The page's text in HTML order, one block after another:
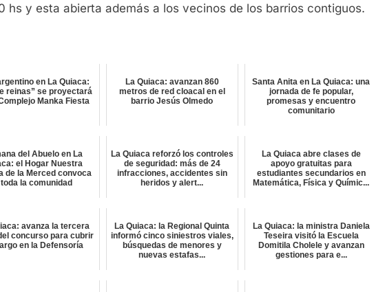
hs y esta abierta además a los vecinos de los barrios contiguos.
en La Quiaca:
reinas” se proyectará
Manka Fiesta
La Quiaca: avanzan 860
metros de red cloacal en el
barrio Jesús Olmedo
Santa Anita en La Quiaca: una
jornada de fe popular,
promesas y encuentro
comunitario
del Abuelo en La
el Hogar Nuestra
de la Merced convoca
la comunidad
La Quiaca reforzó los controles
de seguridad: más de 24
infracciones, accidentes sin
heridos y alert...
La Quiaca abre clases de
apoyo gratuitas para
estudiantes secundarios en
Matemática, Física y Químic...
avanza la tercera
concurso para cubrir
en la Defensoría
La Quiaca: la Regional Quinta
informó cinco siniestros viales,
búsquedas de menores y
nuevas estafas...
La Quiaca: la ministra Daniela
Teseira visitó la Escuela
Domitila Cholele y avanzan
gestiones para e...